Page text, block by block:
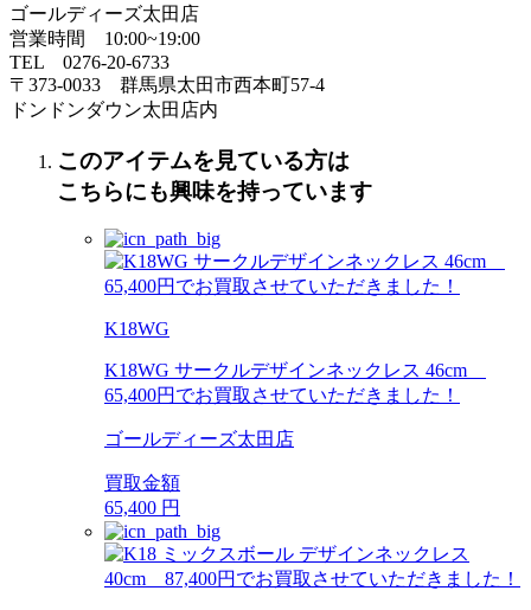
ゴールディーズ太田店
営業時間 10:00~19:00
TEL 0276‐20‐6733
〒373‐0033 群馬県太田市西本町57‐4
ドンドンダウン太田店内
このアイテムを見ている方は
こちらにも興味を持っています
K18WG
K18WG サークルデザインネックレス 46cm
65,400円でお買取させていただきました！
ゴールディーズ太田店
買取金額
65,400 円